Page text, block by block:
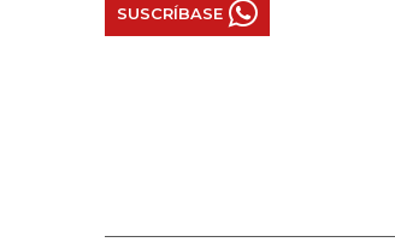
SUSCRÍBASE